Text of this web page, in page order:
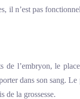
il n’est pas
de l’embryon, le
dans son sang.
de la grossesse.